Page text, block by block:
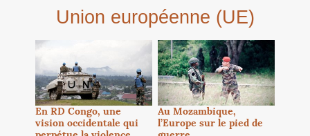
Union européenne (UE)
EnRD Congo, une
vision occidentale qui
Au Mozambique,
l’Europe sur le pied de